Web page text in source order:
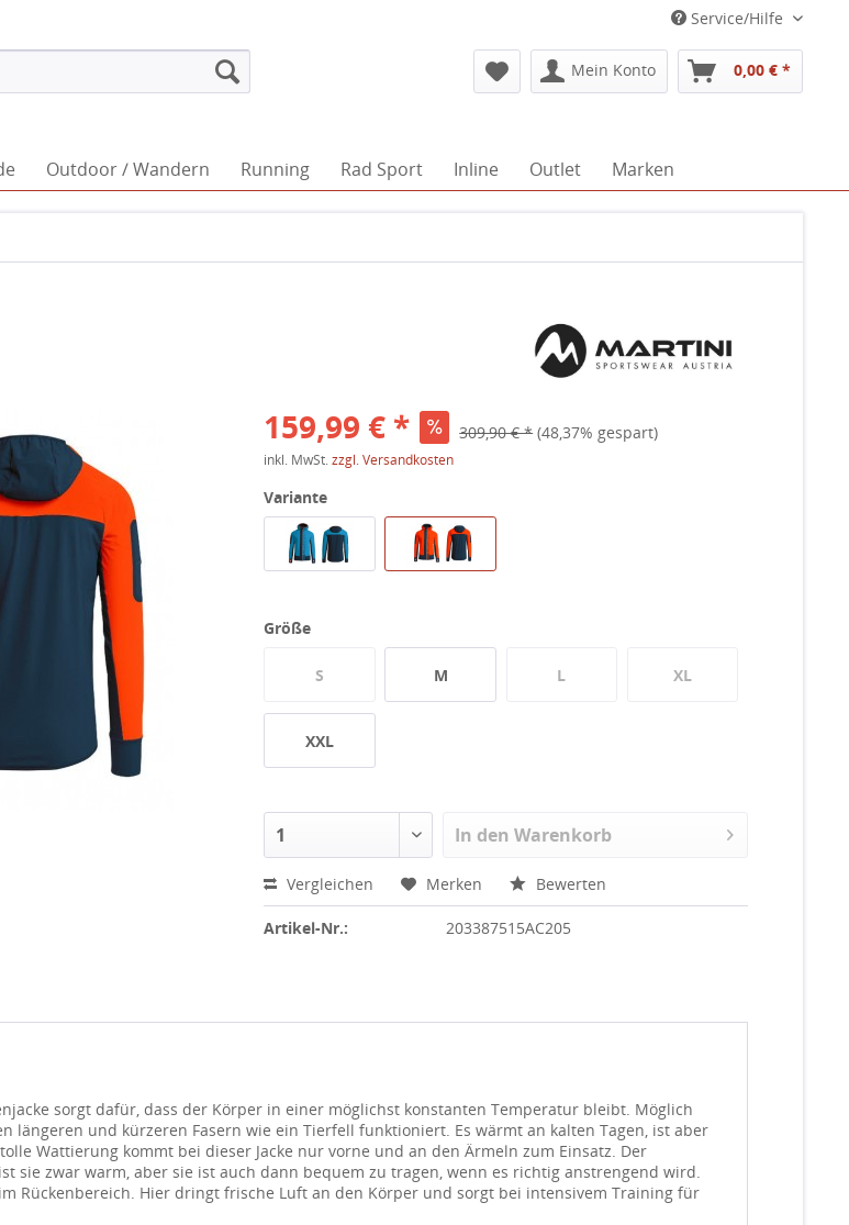
Service/Hilfe
Mein Konto 0,00 € *
Outdoor / Wandern Running Rad Sport Inline Outlet Marken
159,99 € * 309,90 € * (48,37% gespart)
inkl. MwSt.zzgl. Versandkosten
Variante
Größe
S M L XL
XXL
In den Warenkorb
Vergleichen Merken Bewerten
Artikel-Nr.: 203387515AC205
sorgt dafür, dass der Körper in einer möglichst konstanten Temperatur bleibt. Möglich
längeren und kürzeren Fasern wie ein Tierfell funktioniert. Es wärmt an kalten Tagen, ist aber
Wattierung kommt bei dieser Jacke nur vorne und an den Ärmeln zum Einsatz. Der
sie zwar warm, aber sie ist auch dann bequem zu tragen, wenn es richtig anstrengend wird.
Rückenbereich. Hier dringt frische Luft an den Körper und sorgt bei intensivem Training für